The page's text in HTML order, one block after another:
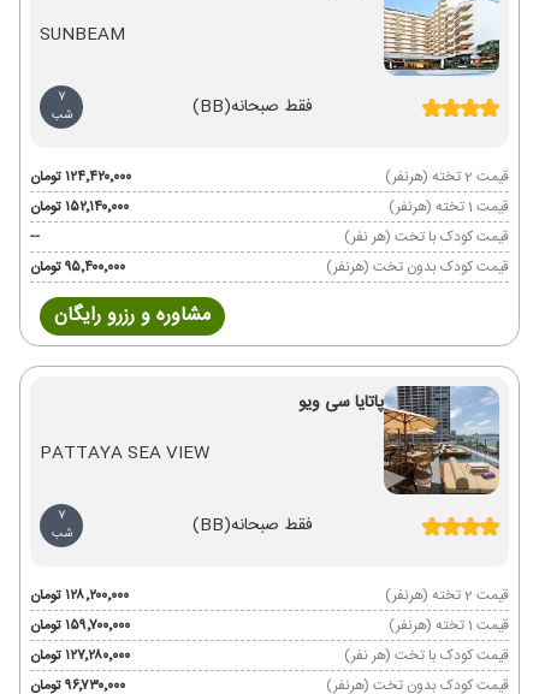
SUNBEAM
فقط صبحانه(BB)
7
شب
قیمت 2 تخته (هرنفر)
۱۲۴٬۴۲۰٬۰۰۰ تومان
قیمت 1 تخته (هرنفر)
۱۵۲٬۱۴۰٬۰۰۰ تومان
قیمت کودک با تخت (هر نفر)
--
قیمت کودک بدون تخت (هرنفر)
۹۵٬۴۰۰٬۰۰۰ تومان
مشاوره و رزرو رایگان
پاتایا سی ویو
PATTAYA SEA VIEW
فقط صبحانه(BB)
7
شب
قیمت 2 تخته (هرنفر)
۱۲۸٬۲۰۰٬۰۰۰ تومان
قیمت 1 تخته (هرنفر)
۱۵۹٬۷۰۰٬۰۰۰ تومان
قیمت کودک با تخت (هر نفر)
۱۲۷٬۲۸۰٬۰۰۰ تومان
قیمت کودک بدون تخت (هرنفر)
۹۶٬۷۳۰٬۰۰۰ تومان